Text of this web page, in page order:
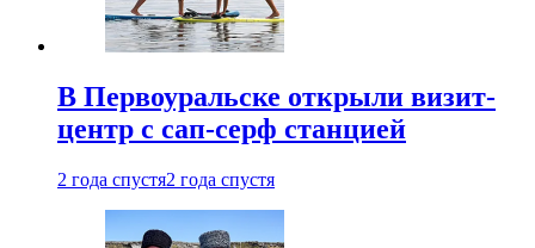
В Первоуральске открыли визит-
центр с сап-серф станцией
2 года спустя2 года спустя